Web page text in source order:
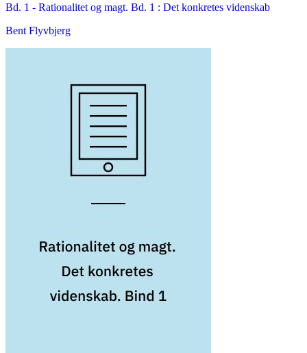
Bd. 1 - Rationalitet og magt. Bd. 1 : Det konkretes videnskab
Bent Flyvbjerg